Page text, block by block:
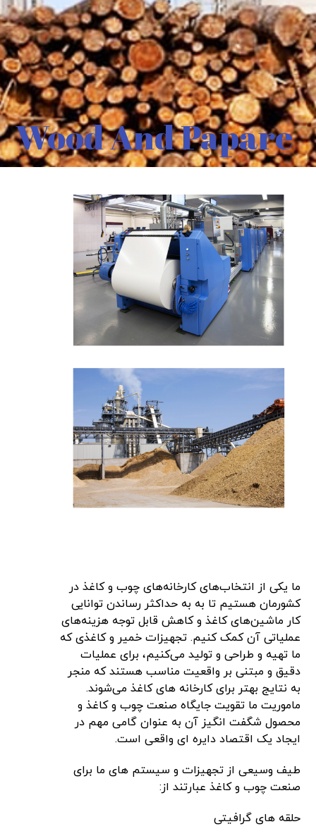
Wood And Papare
ما یکی از انتخاب‌های کارخانه‌های چوب و کاغذ در
کشورمان هستیم تا به به حداکثر رساندن توانایی
کار ماشین‌های کاغذ و کاهش قابل توجه هزینه‌های
عملیاتی آن کمک کنیم. تجهیزات خمیر و کاغذی که
ما تهیه و طراحی و تولید می‌کنیم، برای عملیات
دقیق و مبتنی بر واقعیت مناسب هستند که منجر
به نتایج بهتر برای کارخانه های کاغذ می‌شوند.
ماموریت ما تقویت جایگاه صنعت چوب و کاغذ و
محصول شگفت انگیز آن به عنوان گامی مهم در
ایجاد یک اقتصاد دایره ای واقعی است.
طیف وسیعی از تجهیزات و سیستم های ما برای
صنعت چوب و کاغذ عبارتند از:
حلقه های گرافیتی